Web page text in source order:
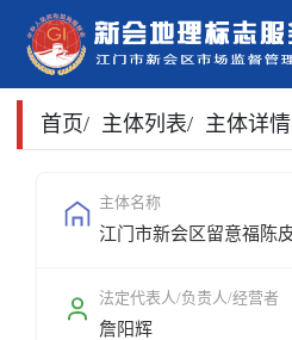
首页
政策法规
申请指南
首页/ 主体列表/ 主体详情
主体名称
江门市新会区留意福陈
法定代表人/负责人/经营者
詹阳辉